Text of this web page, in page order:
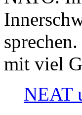
mit viel
NEAT